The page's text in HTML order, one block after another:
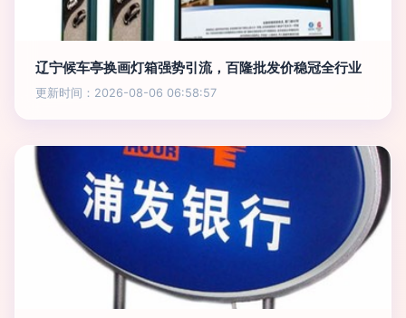
辽宁候车亭换画灯箱强势引流，百隆批发价稳冠全行业
更新时间：2026-08-06 06:58:57